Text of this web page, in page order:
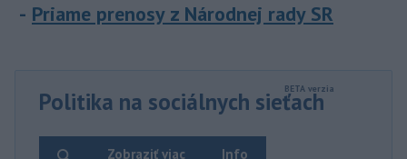
Priame prenosy z Národnej rady SR
Politika na sociálnych sieťach
Info
Zobraziť viac